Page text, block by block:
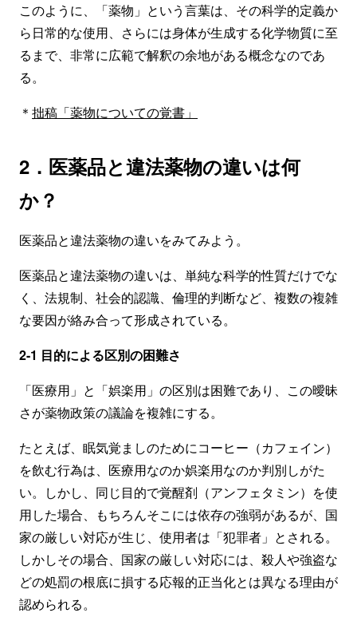
このように、「薬物」という言葉は、その科学的定義か
ら日常的な使用、さらには身体が生成する化学物質に至
るまで、非常に広範で解釈の余地がある概念なのであ
る。
＊ 拙稿「薬物についての覚書」
2．医薬品と違法薬物の違いは何
か？
医薬品と違法薬物の違いをみてみよう。
医薬品と違法薬物の違いは、単純な科学的性質だけでな
く、法規制、社会的認識、倫理的判断など、複数の複雑
な要因が絡み合って形成されている。
2-1 目的による区別の困難さ
「医療用」と「娯楽用」の区別は困難であり、この曖昧
さが薬物政策の議論を複雑にする。
たとえば、眠気覚ましのためにコーヒー（カフェイン）
を飲む行為は、医療用なのか娯楽用なのか判別しがた
い。しかし、同じ目的で覚醒剤（アンフェタミン）を使
用した場合、もちろんそこには依存の強弱があるが、国
家の厳しい対応が生じ、使用者は「犯罪者」とされる。
しかしその場合、国家の厳しい対応には、殺人や強盗な
どの処罰の根底に損する応報的正当化とは異なる理由が
認められる。